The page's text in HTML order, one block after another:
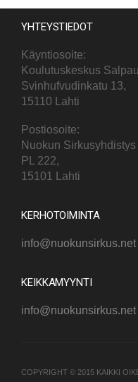
YHTEYSTIEDOT
Käyntiosoite:
Koulutuskeskus
Svinhufvudinkatu 13,
15110 Lahti
Postiosoite:
Nuokun Sirkusyhdistys
PL 222,
15101 Lahti
KERHOTOIMINTA
info@nuokunsirkus.net
KEIKKAMYYNTI
info@nuokunsirkus.net
COPYRIGHT © 2015 KAIKKI